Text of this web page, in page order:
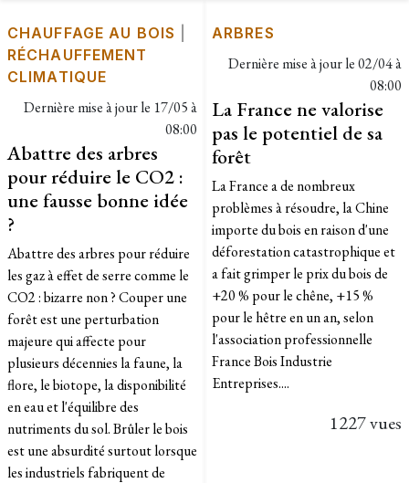
CHAUFFAGE AU BOIS
RÉCHAUFFEMENT
CLIMATIQUE
Dernière mise à jour le 17/05 à
08:00
Abattre des arbres
pour réduire le CO2 :
une fausse bonne idée
?
Abattre des arbres pour réduire
les gaz à effet de serre comme le
CO2 : bizarre non ? Couper une
forêt est une perturbation
majeure qui affecte pour
plusieurs décennies la faune, la
flore, le biotope, la disponibilité
en eau et l'équilibre des
nutriments du sol. Brûler le bois
est une absurdité surtout lorsque
les industriels fabriquent de
ARBRES
Dernière mise à jour le02/04 à
08:00
La France ne valorise
pas le potentiel de sa
forêt
La France a de nombreux
problèmes à résoudre, la Chine
importe du bois en raison d'une
déforestation catastrophique et
a fait grimper le prix du bois de
+20 % pour le chêne, +15 %
pour le hêtre en un an, selon
l'association professionnelle
France Bois Industrie
Entreprises....
1227 vues